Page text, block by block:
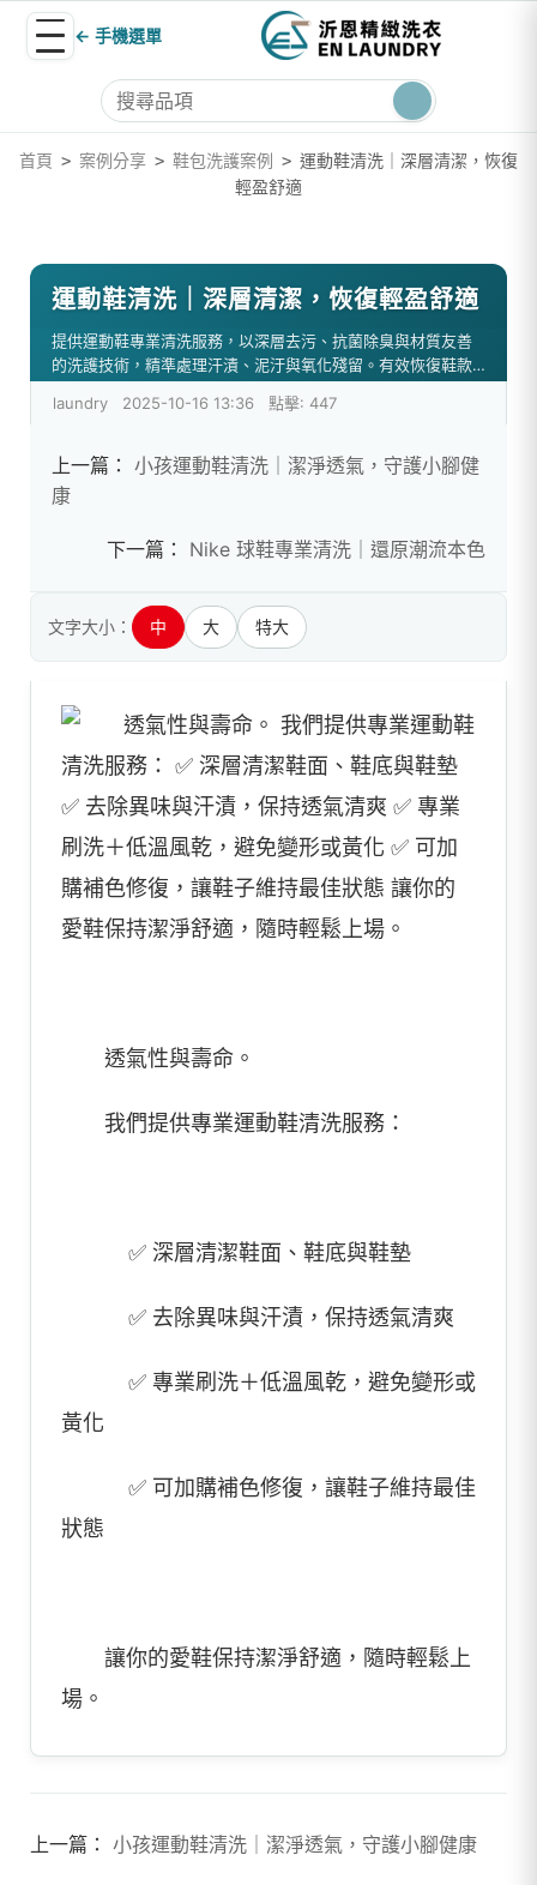
← 手機選單
首頁 > 案例分享 > 鞋包洗護案例 > 運動鞋清洗｜深層清潔，恢復
輕盈舒適
運動鞋清洗｜深層清潔，恢復輕盈舒適
提供運動鞋專業清洗服務，以深層去污、抗菌除臭與材質友善
的洗護技術，精準處理汗漬、泥汙與氧化殘留。有效恢復鞋款
laundry 2025-10-16 13:36 點擊: 447
上一篇： 小孩運動鞋清洗｜潔淨透氣，守護小腳健
康
下一篇： Nike 球鞋專業清洗｜還原潮流本色
文字大小： 中 大 特大
透氣性與壽命。
我們提供專業運動鞋清洗服務：
✅ 深層清潔鞋面、鞋底與鞋墊
✅ 去除異味與汗漬，保持透氣清爽
✅ 專業刷洗＋低溫風乾，避免變形或
黃化
✅ 可加購補色修復，讓鞋子維持最佳
狀態
讓你的愛鞋保持潔淨舒適，隨時輕鬆上
場。
上一篇： 小孩運動鞋清洗｜潔淨透氣，守護小腳健康